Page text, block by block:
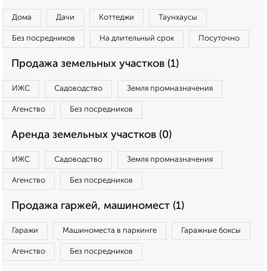
Дома Дачи Коттеджи Таунхаусы
Без посредников На длительный срок Посуточно
Продажа земельных участков (1)
ИЖС Садоводство Земля промназначения
Агенство Без посредников
Аренда земельных участков (0)
ИЖС Садоводство Земля промназначения
Агенство Без посредников
Продажа гаржей, машиномест (1)
Гаражи Машиноместа в паркинге Гаражные боксы
Агенство Без посредников